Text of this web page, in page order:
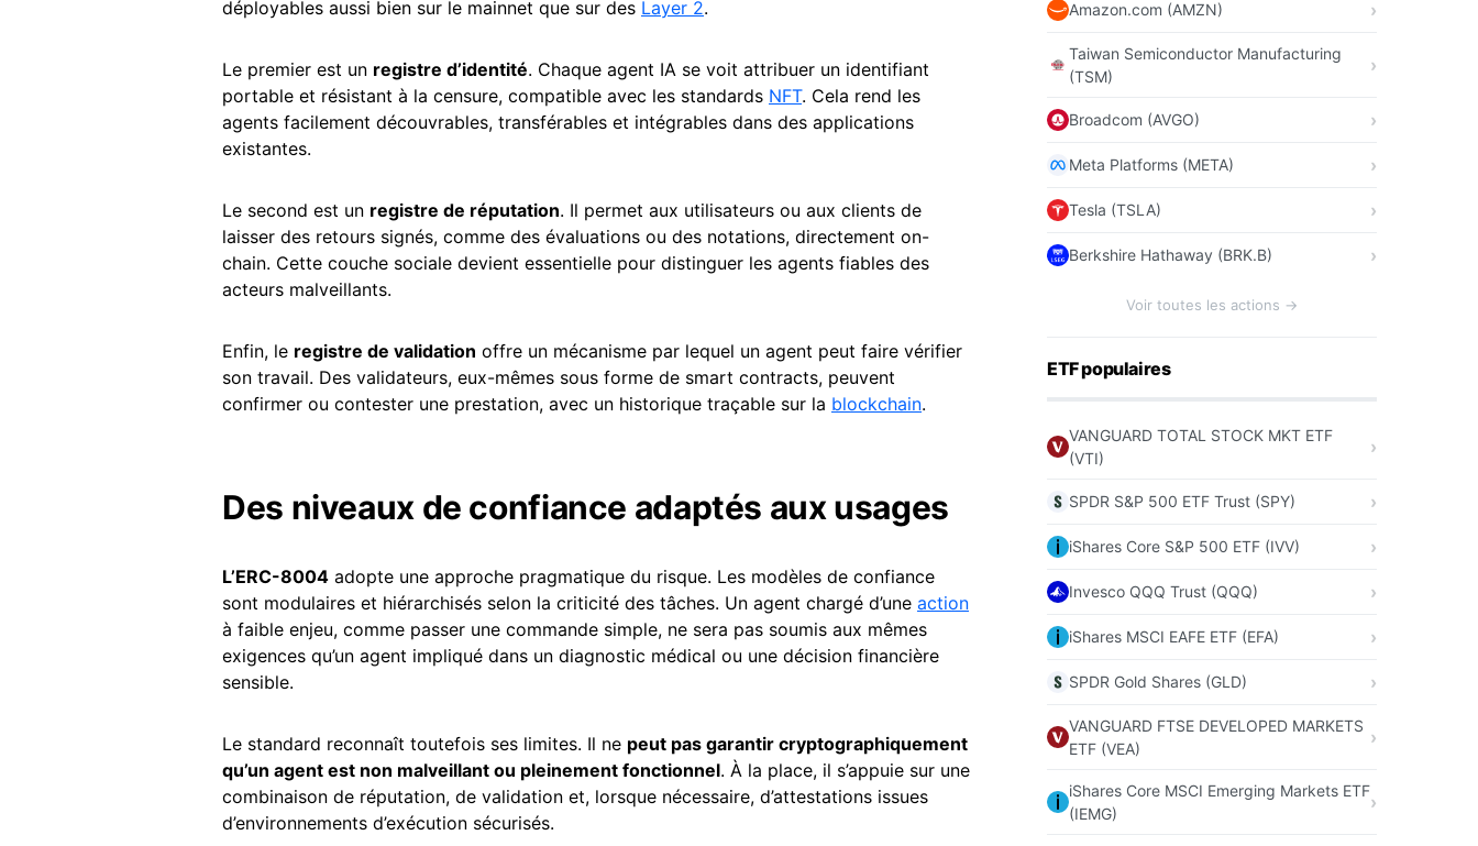
déployables aussi bien sur le mainnet que sur des Layer 2.
Le premier est un registre d’identité. Chaque agent IA se voit attribuer un identifiant
portable et résistant à la censure, compatible avec les standards NFT. Cela rend les
agents facilement découvrables, transférables et intégrables dans des applications
existantes.
Le second est un registre de réputation. Il permet aux utilisateurs ou aux clients de
laisser des retours signés, comme des évaluations ou des notations, directement on-
chain. Cette couche sociale devient essentielle pour distinguer les agents fiables des
acteurs malveillants.
Enfin, le registre de validation offre un mécanisme par lequel un agent peut faire vérifier
son travail. Des validateurs, eux-mêmes sous forme de smart contracts, peuvent
confirmer ou contester une prestation, avec un historique traçable sur la blockchain.
Des niveaux de confiance adaptés aux usages
L’ERC-8004 adopte une approche pragmatique du risque. Les modèles de confiance
sont modulaires et hiérarchisés selon la criticité des tâches. Un agent chargé d’une action
à faible enjeu, comme passer une commande simple, ne sera pas soumis aux mêmes
exigences qu’un agent impliqué dans un diagnostic médical ou une décision financière
sensible.
Le standard reconnaît toutefois ses limites. Il ne peut pas garantir cryptographiquement
qu’un agent est non malveillant ou pleinement fonctionnel. À la place, il s’appuie sur une
combinaison de réputation, de validation et, lorsque nécessaire, d’attestations issues
d’environnements d’exécution sécurisés.
Amazon.com (AMZN)
Taiwan Semiconductor Manufacturing
(TSM)
Broadcom (AVGO)
Meta Platforms (META)
Tesla (TSLA)
Berkshire Hathaway (BRK.B)
Voir toutes les actions →
ETF populaires
VANGUARD TOTAL STOCK MKT ETF
(VTI)
SPDR S&P 500 ETF Trust (SPY)
iShares Core S&P 500 ETF (IVV)
Invesco QQQ Trust (QQQ)
iShares MSCI EAFE ETF (EFA)
SPDR Gold Shares (GLD)
VANGUARD FTSE DEVELOPED MARKETS
ETF (VEA)
iShares Core MSCI Emerging Markets ETF
(IEMG)